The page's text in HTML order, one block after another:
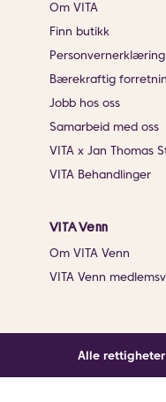
Om VITA
Finn butikk
Personvernerklæring
Bærekraftig
Jobb hos oss
Samarbeid med oss
VITA x Jan Thomas
VITA Behandlinger
VITA Venn
Om VITA Venn
VITA Venn
Alle